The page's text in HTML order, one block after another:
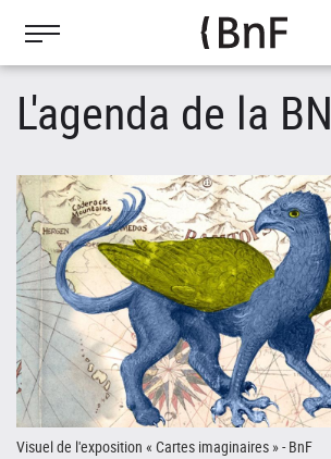
contenu
L'agenda de la
Visuel de l'exposition « Cartes imaginaires » - BnF